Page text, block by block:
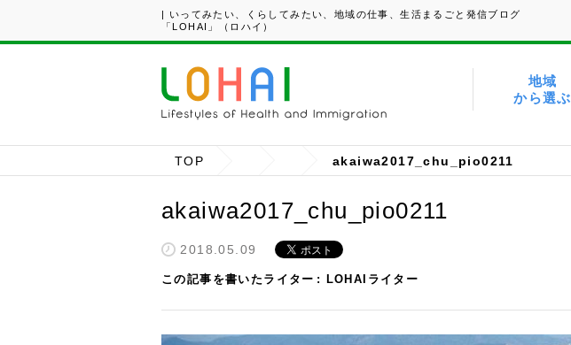
| いってみたい、くらしてみたい、地域の仕事、生活まるごと発信ブログ
「LOHAI」（ロハイ）
地域
から選ぶ
TOP akaiwa2017_chu_pio0211
akaiwa2017_chu_pio0211
2018.05.09
この記事を書いたライター LOHAIライター